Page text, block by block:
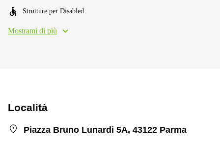
Strutture per Disabled
Mostrami di più
Località
Piazza Bruno Lunardi 5A, 43122 Parma